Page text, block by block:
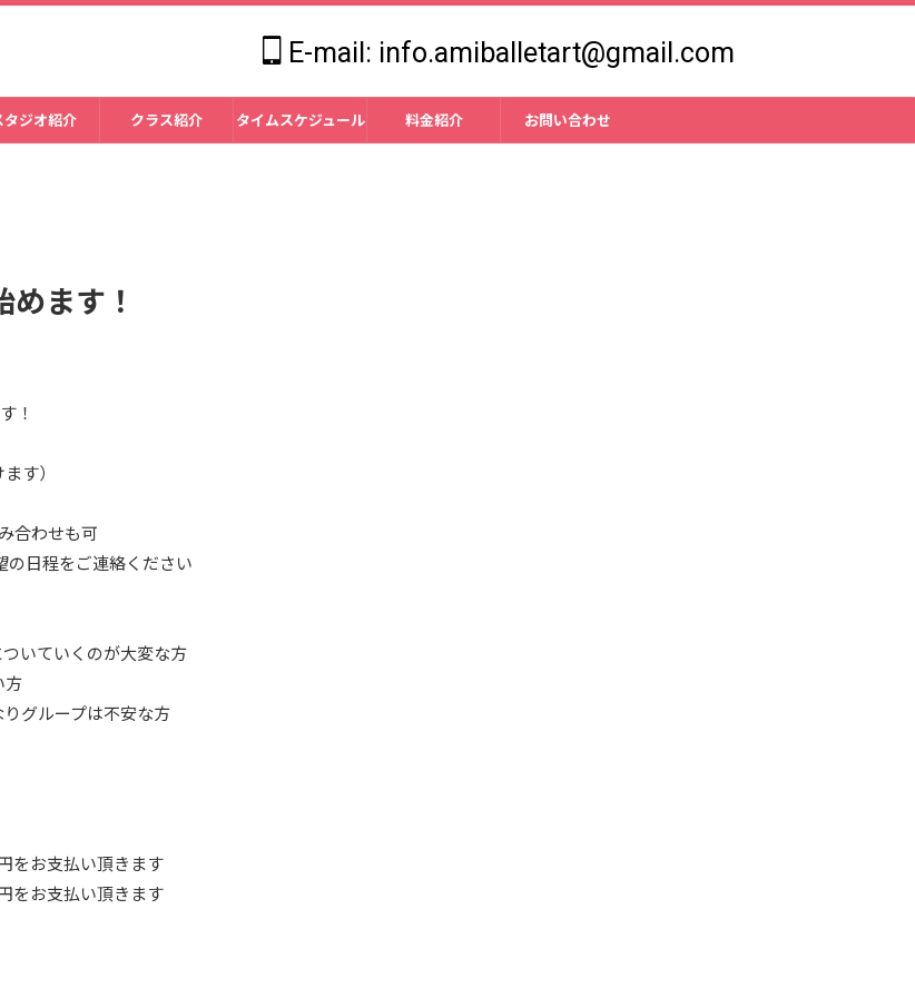
E-mail: info.amiballetart@gmail.com
タジオ紹介 クラス紹介 タイムスケジュール 料金紹介 お問い合わせ
ます！
！
す）
合わせも可
日程をご連絡ください
いていくのが大変な方
方
グループは不安な方
をお支払い頂きます
をお支払い頂きます